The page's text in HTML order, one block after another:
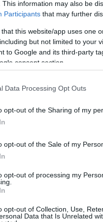
This information may also be
Participants that may further
that this website/app uses one
but not limited to your
to Google and its third-party
consent section.
Data Processing Opt Outs
opt-out of the Sharing of my
opt-out of the Sale of my
opt-out of processing my
opt-out of Collection, Use,
Data that Is Unrelated
találták,
megoldásában:
Texasi Egyetem
amint két fekete lyuk
galaktikus